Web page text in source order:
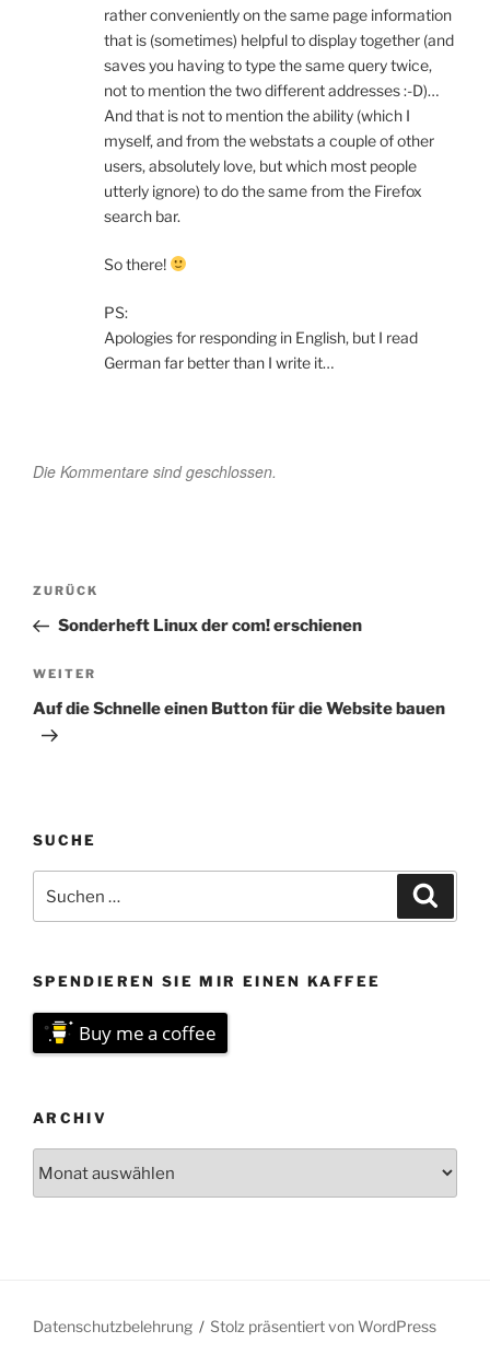
rather conveniently on the same page information
that is (sometimes) helpful to display together (and
saves you having to type the same query twice,
not to mention the two different addresses :-D)…
And that is not to mention the ability (which I
myself, and from the webstats a couple of other
users, absolutely love, but which most people
utterly ignore) to do the same from the Firefox
search bar.
So there!
PS:
Apologies for responding in English, but I read
German far better than I write it…
Die Kommentare sind geschlossen.
Beitragsnavigation
Vorheriger
Beitrag
ZURÜCK
Sonderheft Linux der com! erschienen
Nächster
Beitrag
WEITER
Auf die Schnelle einen Button für die Website bauen
SUCHE
nach:
SPENDIEREN SIE MIR EINEN KAFFEE
Buy me a coffee
ARCHIV
Datenschutzbelehrung Stolz präsentiert von WordPress